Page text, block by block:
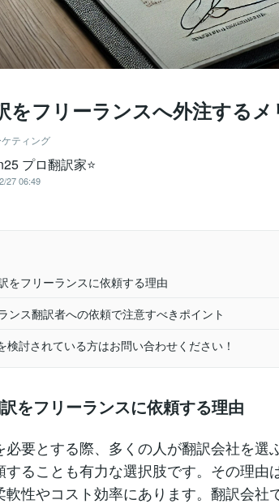
をフリーランスへ外注するメ
ティング
プロ翻訳家⭐️
27 06:49
をフリーランスに依頼する理由
ンス翻訳者への依頼で注意すべきポイント
検討されている方はお問い合わせください！
をフリーランスに依頼する理由
必要とする際、多くの人が翻訳会社を選
することも有力な選択肢です。その理由
軟性やコスト効率にあります。翻訳会社